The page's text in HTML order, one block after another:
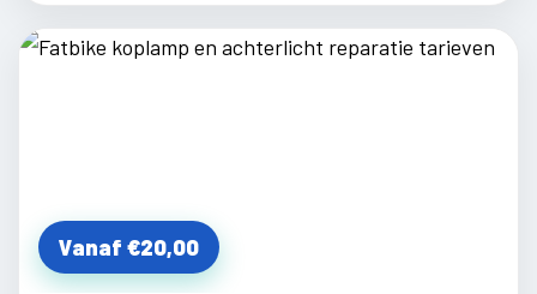
Vanaf €20,00